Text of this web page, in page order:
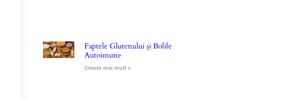
Faptele Glutenului și Bolile
Autoimune
Citeste mai mult »